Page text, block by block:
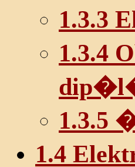
1.3.3
1.3.4
1.3.5
1.4